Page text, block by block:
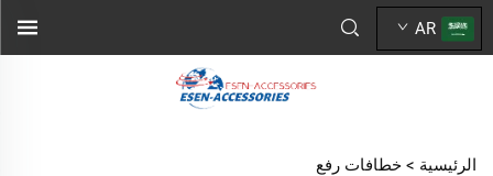
AR
الرئيسية > خطافات رفع